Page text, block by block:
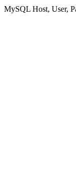
MySQL Host, User,